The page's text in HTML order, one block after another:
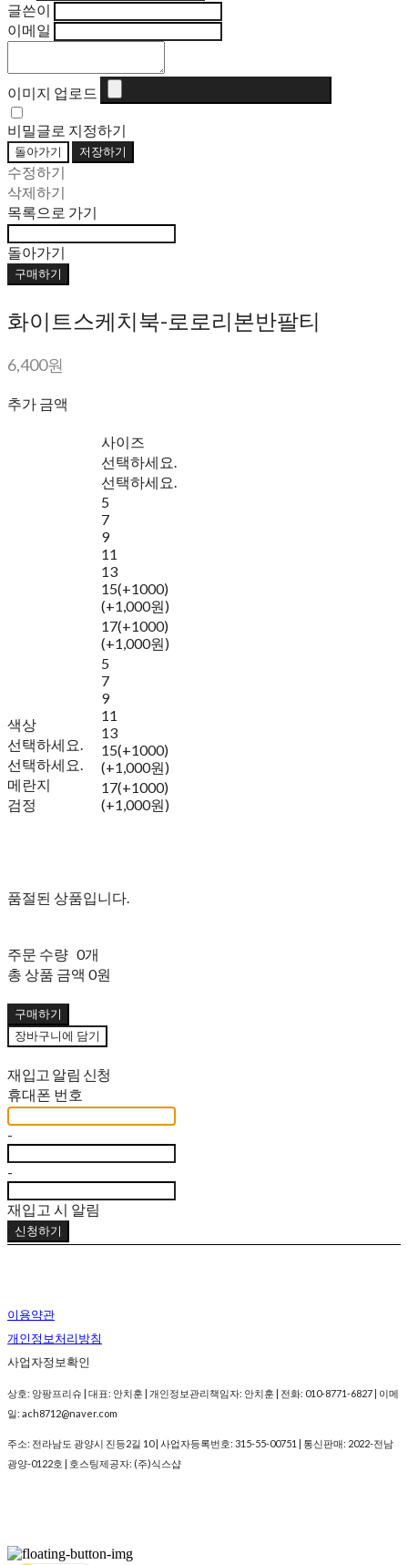
글쓴이
이메일
이미지 업로드
비밀글로 지정하기
돌아가기 저장하기
수정하기
삭제하기
목록으로 가기
돌아가기
구매하기
화이트스케치북-로로리본반팔티
6,400원
추가 금액
색상
선택하세요.
선택하세요.
메란지
검정
사이즈
선택하세요.
선택하세요.
5
7
9
11
13
15(+1000)
(+1,000원)
17(+1000)
(+1,000원)
5
7
9
11
13
15(+1000)
(+1,000원)
17(+1000)
(+1,000원)
품절된 상품입니다.
주문 수량 0개
총 상품 금액 0원
구매하기
장바구니에 담기
재입고 알림 신청
휴대폰 번호
-
-
재입고 시 알림
신청하기
이용약관
개인정보처리방침
사업자정보확인
상호: 앙팡프리슈 | 대표: 안치훈 | 개인정보관리책임자: 안치훈 | 전화: 010-8771-6827 | 이메
일: ach8712@naver.com
주소: 전라남도 광양시 진등2길 10 | 사업자등록번호: 315-55-00751 | 통신판매: 2022-전남
광양-0122호 | 호스팅제공자: (주)식스샵